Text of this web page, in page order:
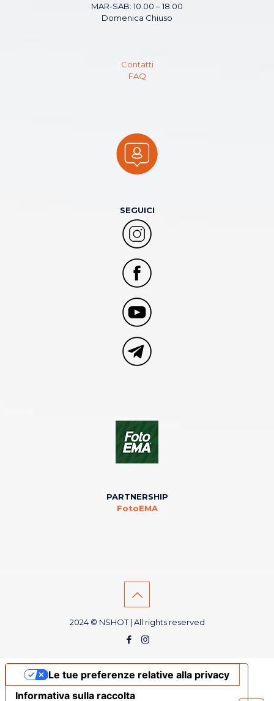
MAR-SAB: 10.00 – 18.00
Domenica Chiuso
Contatti
FAQ
SEGUICI
PARTNERSHIP
FotoEMA
2024 © NSHOT | All rights reserved
Informativa sulla raccolta
Le tue preferenze relative alla privacy